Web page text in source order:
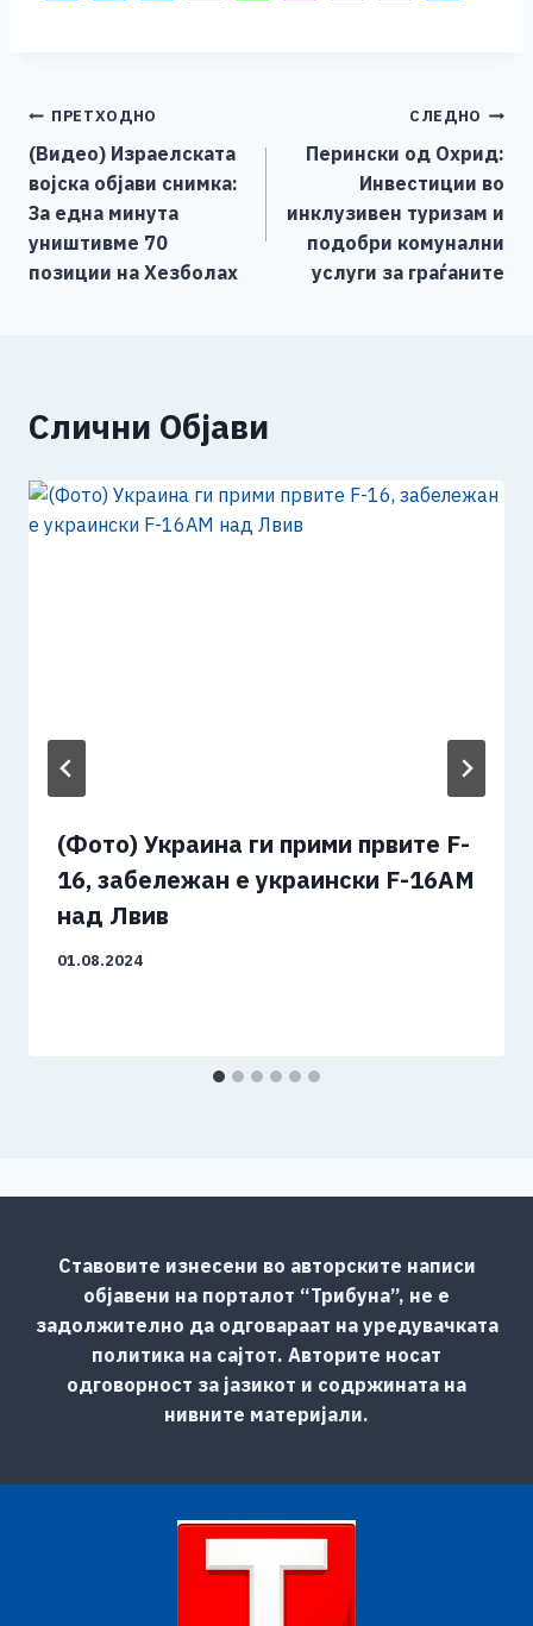
b
o
o
k
n
g
er p
Li
n
k
Навигација
на
напис
ПРЕТХОДНО
(Видео) Израелската
војска објави снимка:
За една минута
уништивме 70
позиции на Хезболах
СЛЕДНО
Перински од Охрид:
Инвестиции во
инклузивен туризам и
подобри комунални
услуги за граѓаните
Слични Објави
(Фото) Украина ги прими првите F-
16, забележан е украински F-16AM
над Лвив
01.08.2024
Ставовите изнесени во авторските написи
објавени на порталот “Трибуна”, не е
задолжително да одговараат на уредувачката
политика на сајтот. Авторите носат
одговорност за јазикот и содржината на
нивните материјали.